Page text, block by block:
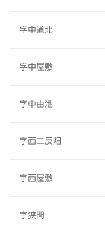
字中道北
字中屋敷
字中由池
字西二反畑
字西屋敷
字狭間